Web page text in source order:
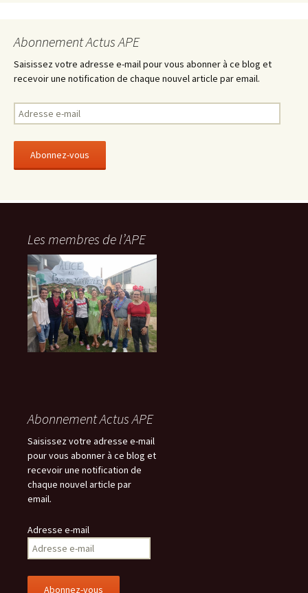
Abonnement Actus APE
Saisissez votre adresse e-mail pour vous abonner à ce blog et
recevoir une notification de chaque nouvel article par email.
d
r
s
Les membres de l’APE
Abonnement Actus APE
Saisissez votre adresse e-mail
pour vous abonner à ce blog et
recevoir une notification de
chaque nouvel article par
email.
Adresse e-mail